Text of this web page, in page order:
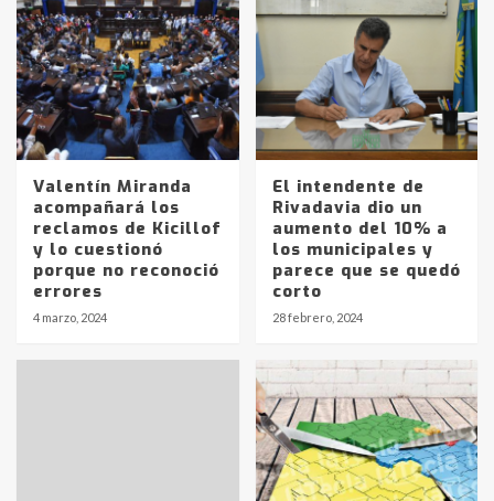
Valentín Miranda
acompañará los
reclamos de Kicillof
y lo cuestionó
porque no reconoció
errores
4 marzo, 2024
El intendente de
Rivadavia dio un
aumento del 10% a
los municipales y
parece que se quedó
corto
28 febrero, 2024